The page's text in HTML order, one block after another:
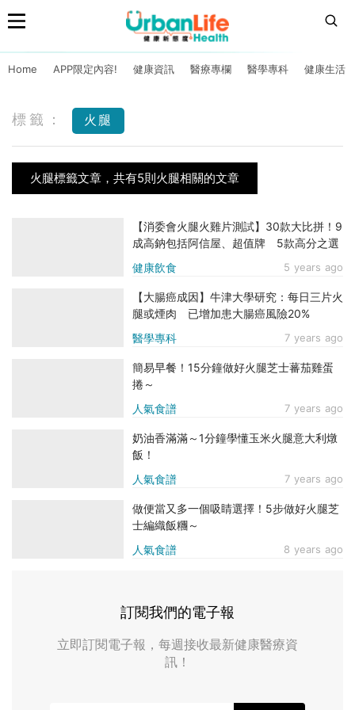
Home APP限定內容! 健康資訊 醫療專欄 醫學專科 健康生活
標籤： 火腿
火腿標籤文章，共有5則火腿相關的文章
健康飲食 5 years ago
【消委會火腿火雞片測試】30款大比拼！9
成高鈉包括阿信屋、超值牌 5款高分之選
醫學專科 7 years ago
【大腸癌成因】牛津大學研究：每日三片火
腿或煙肉 已增加患大腸癌風險20%
人氣食譜 7 years ago
簡易早餐！15分鐘做好火腿芝士蕃茄雞蛋
捲～
人氣食譜 7 years ago
奶油香滿滿～1分鐘學懂玉米火腿意大利燉
飯！
人氣食譜 8 years ago
做便當又多一個吸睛選擇！5步做好火腿芝
士編織飯糰～
訂閱我們的電子報
立即訂閱電子報，每週接收最新健康醫療資
訊！